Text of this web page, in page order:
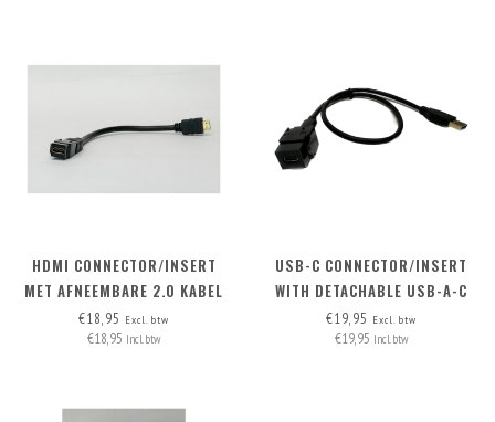
HDMI CONNECTOR/INSERT
MET AFNEEMBARE 2.0 KABEL
HDMI-A>HDMI-A
€18,95 Excl. btw
€18,95 Incl. btw
USB-C CONNECTOR/INSERT
WITH DETACHABLE USB-A-C
CABLE SPECIAL - (INCL. USB-A
(HOST) - C (DEVICE) CABLE)
€19,95 Excl. btw
€19,95 Incl. btw